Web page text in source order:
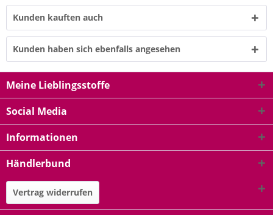
Kunden kauften auch
Kunden haben sich ebenfalls angesehen
Meine Lieblingsstoffe
Social Media
Informationen
Händlerbund
Vertrag widerrufen